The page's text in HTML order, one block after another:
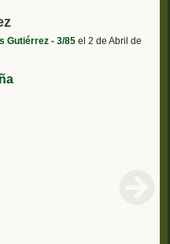
Gutiérrez - 3/85 el 2 de Abril de